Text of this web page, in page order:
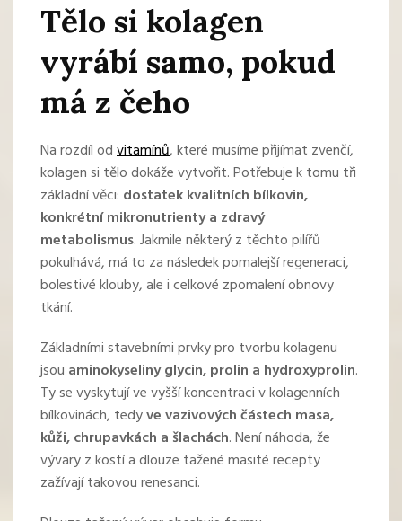
Tělo si kolagen
vyrábí samo, pokud
má z čeho
Na rozdíl odvitamínů, které musíme přijímat zvenčí,
kolagen si tělo dokáže vytvořit. Potřebuje k tomu tři
základní věci: dostatek kvalitních bílkovin,
konkrétní mikronutrienty a zdravý
metabolismus. Jakmile některý z těchto pilířů
pokulhává, má to za následek pomalejší regeneraci,
bolestivé klouby, ale i celkové zpomalení obnovy
tkání.
Základními stavebními prvky pro tvorbu kolagenu
jsou aminokyseliny glycin, prolin a hydroxyprolin.
Ty se vyskytují ve vyšší koncentraci v kolagenních
bílkovinách, tedyve vazivových částech masa,
kůži, chrupavkách a šlachách. Není náhoda, že
vývary z kostí a dlouze tažené masité recepty
zažívají takovou renesanci.